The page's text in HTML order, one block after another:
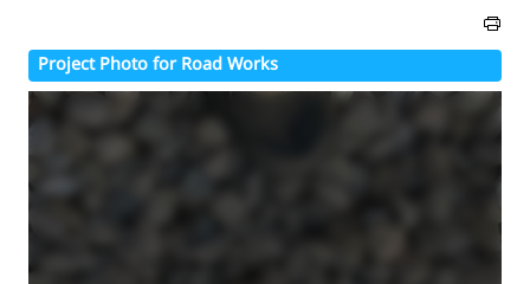
Project Photo for Road Works